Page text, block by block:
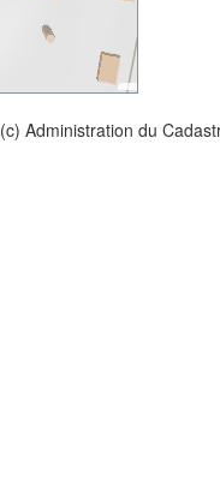
(c) Administration du